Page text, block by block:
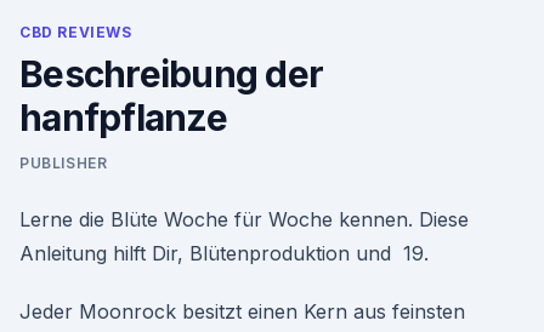
CBD REVIEWS
Beschreibung der
hanfpflanze
PUBLISHER
Lerne die Blüte Woche für Woche kennen. Diese
Anleitung hilft Dir, Blütenproduktion und 19.
Jeder Moonrock besitzt einen Kern aus feinsten